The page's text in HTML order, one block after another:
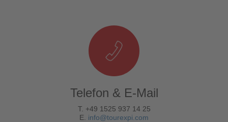
Telefon & E-Mail
T. +49 1525 937 14 25
E. info@tourexpi.com